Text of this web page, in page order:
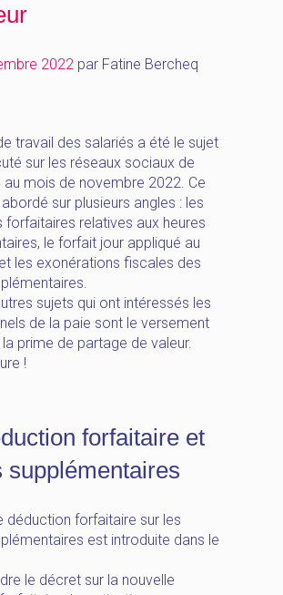
2022 par Fatine Bercheq
travail des salariés a été le sujet
sur les réseaux sociaux de
au mois de novembre 2022. Ce
sur plusieurs angles : les
forfaitaires relatives aux heures
le forfait jour appliqué au
les exonérations fiscales des
sujets qui ont intéressés les
de la paie sont le versement
prime de partage de valeur.
!
forfaitaire et
supplémentaires
déduction forfaitaire sur les
est introduite dans le
le décret sur la nouvelle